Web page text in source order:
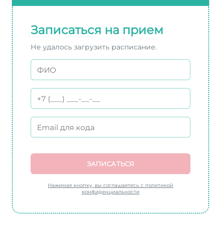
Записаться на прием
Не удалось загрузить расписание.
ЗАПИСАТЬСЯ
Нажимая кнопку, вы соглашаетесь с политикой
конфиденциальности